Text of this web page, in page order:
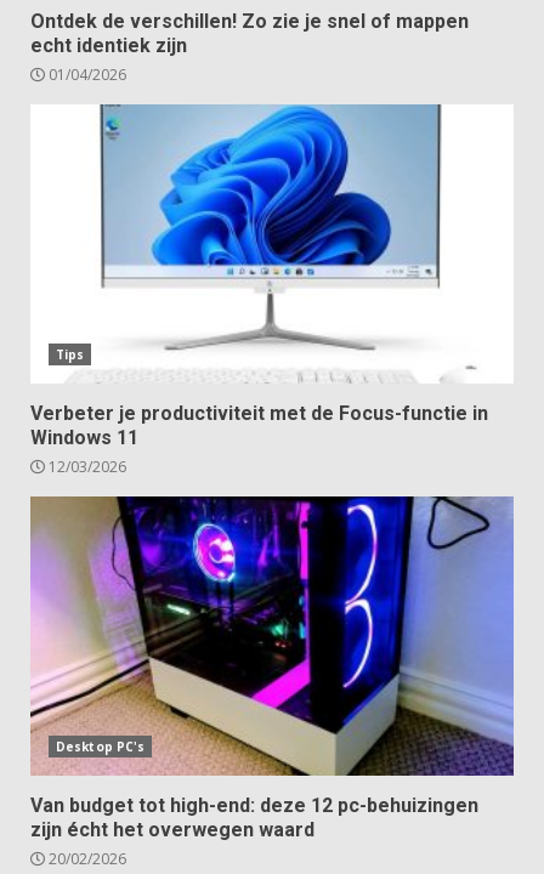
Ontdek de verschillen! Zo zie je snel of mappen
echt identiek zijn
01/04/2026
Tips
Verbeter je productiviteit met de Focus-functie in
Windows 11
12/03/2026
Desktop PC's
Van budget tot high-end: deze 12 pc-behuizingen
zijn écht het overwegen waard
20/02/2026